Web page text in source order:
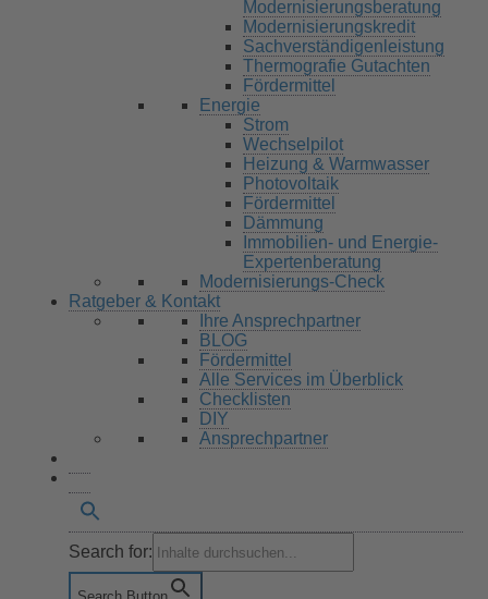
Modernisierungsberatung
Modernisierungskredit
Sachverständigenleistung
Thermografie Gutachten
Fördermittel
Energie
Strom
Wechselpilot
Heizung & Warmwasser
Photovoltaik
Fördermittel
Dämmung
Immobilien- und Energie-
Expertenberatung
Modernisierungs-Check
Ratgeber & Kontakt
Ihre Ansprechpartner
BLOG
Fördermittel
Alle Services im Überblick
Checklisten
DIY
Ansprechpartner
Search for: